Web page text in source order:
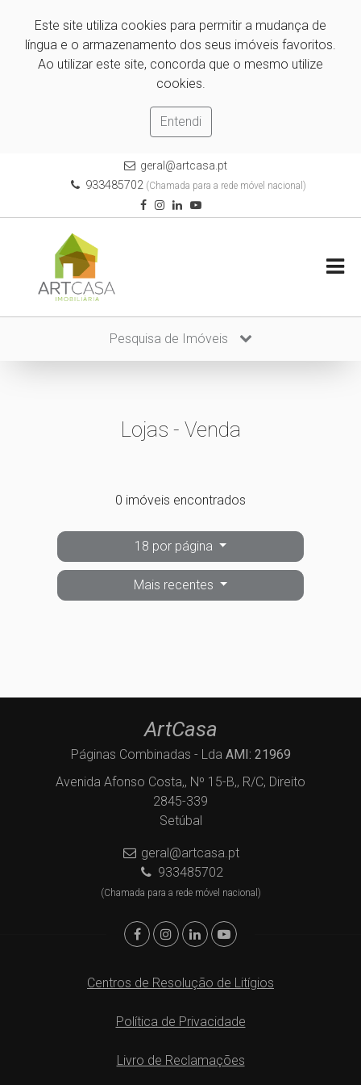
Este site utiliza cookies para permitir a mudança de
língua e o armazenamento dos seus imóveis favoritos.
Ao utilizar este site, concorda que o mesmo utilize
cookies.
Entendi
geral@artcasa.pt
933485702 (Chamada para a rede móvel nacional)
Pesquisa de Imóveis
Lojas - Venda
0 imóveis encontrados
18 por página
Mais recentes
ArtCasa
Páginas Combinadas - Lda AMI: 21969
Avenida Afonso Costa,, Nº 15-B,, R/C, Direito
2845-339
Setúbal
geral@artcasa.pt
933485702
(Chamada para a rede móvel nacional)
Centros de Resolução de Litígios
Política de Privacidade
Livro de Reclamações